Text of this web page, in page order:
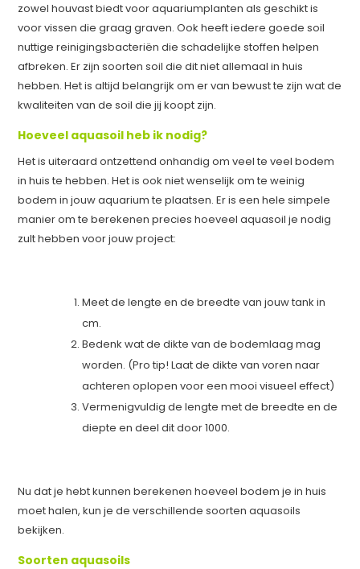
zowel houvast biedt voor aquariumplanten als geschikt is
voor vissen die graag graven. Ook heeft iedere goede soil
nuttige reinigingsbacteriën die schadelijke stoffen helpen
afbreken. Er zijn soorten soil die dit niet allemaal in huis
hebben. Het is altijd belangrijk om er van bewust te zijn wat de
kwaliteiten van de soil die jij koopt zijn.
Hoeveel aquasoil heb ik nodig?
Het is uiteraard ontzettend onhandig om veel te veel bodem
in huis te hebben. Het is ook niet wenselijk om te weinig
bodem in jouw aquarium te plaatsen. Er is een hele simpele
manier om te berekenen precies hoeveel aquasoil je nodig
zult hebben voor jouw project:
Meet de lengte en de breedte van jouw tank in
cm.
Bedenk wat de dikte van de bodemlaag mag
worden. (Pro tip! Laat de dikte van voren naar
achteren oplopen voor een mooi visueel effect)
Vermenigvuldig de lengte met de breedte en de
diepte en deel dit door 1000.
Nu dat je hebt kunnen berekenen hoeveel bodem je in huis
moet halen, kun je de verschillende soorten aquasoils
bekijken.
Soorten aquasoils